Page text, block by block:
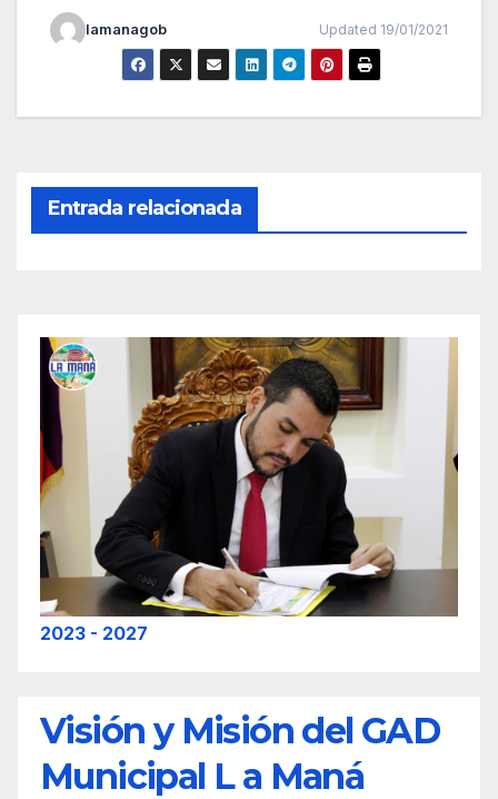
lamanagob Updated 19/01/2021
Entrada relacionada
2023 - 2027
Visión y Misión del GAD
Municipal L a Maná